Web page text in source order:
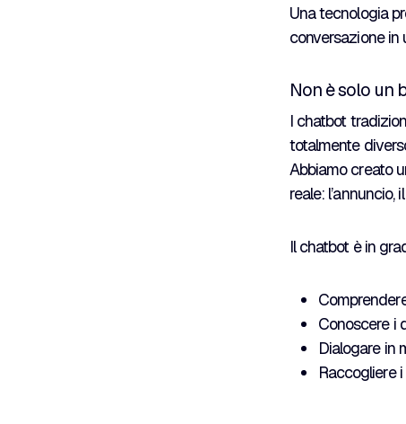
Una tecnologia
conversazione in
Non è solo un
I chatbot
totalmente
Abbiamo creato
reale: l’annuncio,
Il chatbot è in
Conoscere i
Dialogare in
Raccogliere